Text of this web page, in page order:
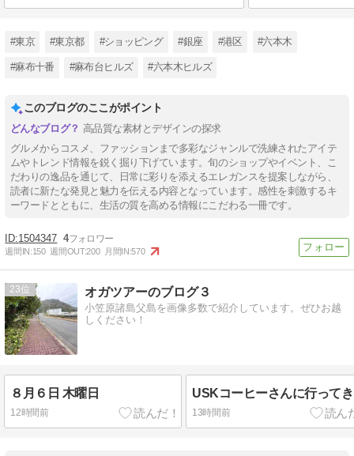
#東京 #東京都 #ショッピング #銀座 #港区 #六本木
#麻布十番 #麻布台ヒルズ #六本木ヒルズ
このブログのここがポイント
高品質な素材とデザインの探求
グルメからコスメ、ファッションまで多彩なジャンルで洗練されたアイテ
ムやトレンド情報を鋭く掘り下げています。旬のショップやイベント、こ
だわりの逸品を通じて、日常に彩りを添えるエレガンスを提案しながら、
読者に新たな発見と魅力を伝える内容となっています。感性を刺激するキ
ーワードとともに、生活の質を高める情報にこだわる一冊です。
1504347 4
週間IN:150 週間OUT:200 月間IN:570
23 オガツアーのブログ３
小笠原諸島父島を画像多数で紹介しています。ぜひお越
しください！
８月６日 木曜日
12時間前
USKコーヒーさんに行って
13時間前